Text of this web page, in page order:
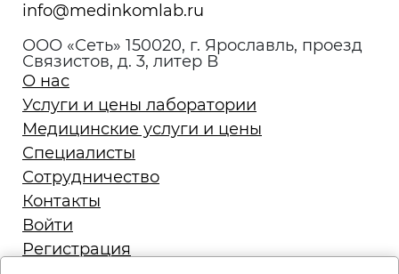
info@medinkomlab.ru
ООО «Сеть» 150020, г. Ярославль, проезд
Связистов, д. 3, литер В
О нас
Услуги и цены лаборатории
Медицинские услуги и цены
Специалисты
Сотрудничество
Контакты
Войти
Регистрация